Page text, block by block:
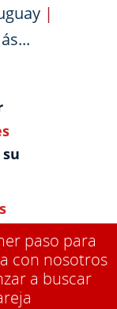
|
paso para
con nosotros
a buscar